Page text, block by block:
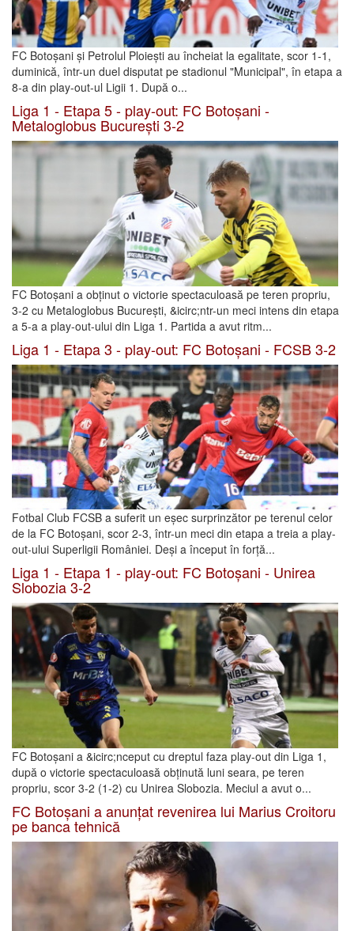
FC Botoșani și Petrolul Ploiești au încheiat la egalitate, scor 1-1,
duminică, într-un duel disputat pe stadionul "Municipal", în etapa a
8-a din play-out-ul Ligii 1. După o...
Liga 1 - Etapa 5 - play-out: FC Botoșani -
Metaloglobus București 3-2
FC Botoșani a obținut o victorie spectaculoasă pe teren propriu,
3-2 cu Metaloglobus București, &icirc;ntr-un meci intens din etapa
a 5-a a play-out-ului din Liga 1. Partida a avut ritm...
Liga 1 - Etapa 3 - play-out: FC Botoșani - FCSB 3-2
Fotbal Club FCSB a suferit un eșec surprinzător pe terenul celor
de la FC Botoșani, scor 2-3, într-un meci din etapa a treia a play-
out-ului Superligii României. Deși a început în forță...
Liga 1 - Etapa 1 - play-out: FC Botoșani - Unirea
Slobozia 3-2
FC Botoșani a &icirc;nceput cu dreptul faza play-out din Liga 1,
după o victorie spectaculoasă obținută luni seara, pe teren
propriu, scor 3-2 (1-2) cu Unirea Slobozia. Meciul a avut o...
FC Botoșani a anunțat revenirea lui Marius Croitoru
pe banca tehnică